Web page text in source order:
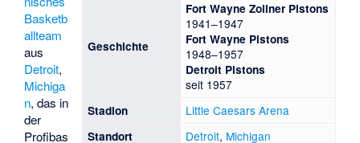
Geschichte
Fort Wayne Zollner Pistons
1941–1947
Fort Wayne Pistons
1948–1957
Detroit Pistons
seit 1957
Stadion Little Caesars Arena
Standort Detroit, Michigan
Basketb
allteam
aus
Detroit,
Michiga
n, das in
der
Profibas